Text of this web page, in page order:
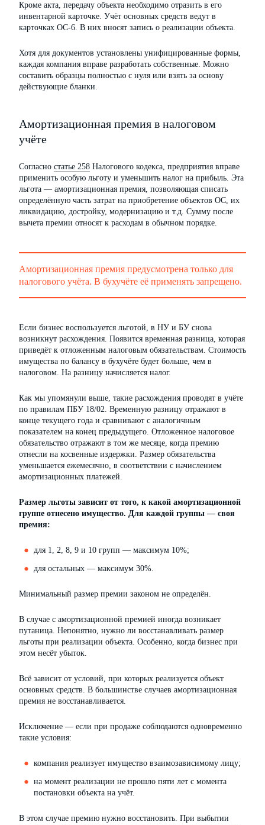
Кроме акта, передачу объекта необходимо отразить в его
инвентарной карточке. Учёт основных средств ведут в
карточках ОС-6. В них вносят запись о реализации объекта.
Хотя для документов установлены унифицированные формы,
каждая компания вправе разработать собственные. Можно
составить образцы полностью с нуля или взять за основу
действующие бланки.
Амортизационная премия в налоговом
учёте
Согласно статье 258 Налогового кодекса, предприятия вправе
применить особую льготу и уменьшить налог на прибыль. Эта
льгота — амортизационная премия, позволяющая списать
определённую часть затрат на приобретение объектов ОС, их
ликвидацию, достройку, модернизацию и т.д. Сумму после
вычета премии относят к расходам в обычном порядке.
Амортизационная премия предусмотрена только для
налогового учёта. В бухучёте её применять запрещено.
Если бизнес воспользуется льготой, в НУ и БУ снова
возникнут расхождения. Появится временная разница, которая
приведёт к отложенным налоговым обязательствам. Стоимость
имущества по балансу в бухучёте будет больше, чем в
налоговом. На разницу начисляется налог.
Как мы упомянули выше, такие расхождения проводят в учёте
по правилам ПБУ 18/02. Временную разницу отражают в
конце текущего года и сравнивают с аналогичным
показателем на конец предыдущего. Отложенное налоговое
обязательство отражают в том же месяце, когда премию
отнесли на косвенные издержки. Размер обязательства
уменьшается ежемесячно, в соответствии с начислением
амортизационных платежей.
Размер льготы зависит от того, к какой амортизационной
группе отнесено имущество. Для каждой группы — своя
премия:
для 1, 2, 8, 9 и 10 групп — максимум 10%;
для остальных — максимум 30%.
Минимальный размер премии законом не определён.
В случае с амортизационной премией иногда возникает
путаница. Непонятно, нужно ли восстанавливать размер
льготы при реализации объекта. Особенно, когда бизнес при
этом несёт убыток.
Всё зависит от условий, при которых реализуется объект
основных средств. В большинстве случаев амортизационная
премия не восстанавливается.
Исключение — если при продаже соблюдаются одновременно
такие условия:
компания реализует имущество взаимозависимому лицу;
на момент реализации не прошло пяти лет с момента
постановки объекта на учёт.
В этом случае премию нужно восстановить. При выбытии